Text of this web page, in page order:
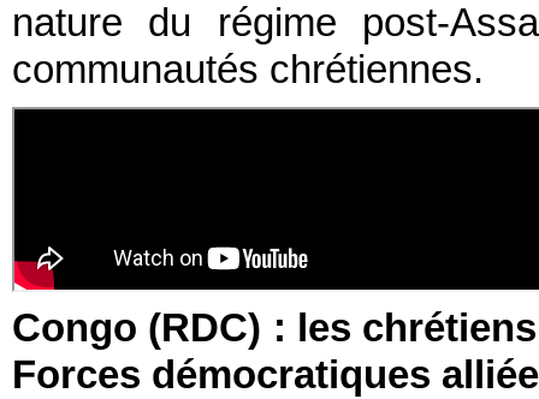
nature du régime post-
communautés chrétiennes.
Congo (RDC) : les
Forces démocratiques